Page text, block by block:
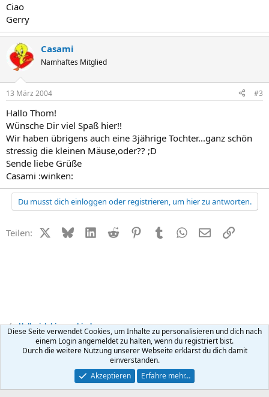
Ciao
Gerry
Casami
Namhaftes Mitglied
13 März 2004 #3
Hallo Thom!
Wünsche Dir viel Spaß hier!!
Wir haben übrigens auch eine 3jährige Tochter...ganz schön
stressig die kleinen Mäuse,oder?? ;D
Sende liebe Grüße
Casami :winken:
Du musst dich einloggen oder registrieren, um hier zu antworten.
Teilen: X (Twitter)
BlueskyLinkedIn
Reddit PinterestTumblr WhatsApp
E-MailLink
Hallo, ich bin neu hier!
Kontakt Nutzungsbedingungen Datenschutz Hilfe
R
Community platform by XenForo ® © 2010-2026 XenForo Ltd.
Diese Seite verwendet Cookies, um Inhalte zu personalisieren und dich nach
einem Login angemeldet zu halten, wenn du registriert bist.
Durch die weitere Nutzung unserer Webseite erklärst du dich damit
einverstanden.
Akzeptieren
Erfahre mehr…